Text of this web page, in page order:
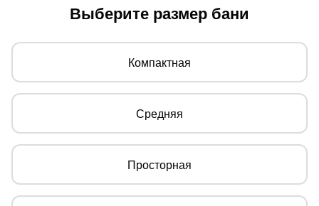
Выберите размер бани
Компактная
Средняя
Просторная